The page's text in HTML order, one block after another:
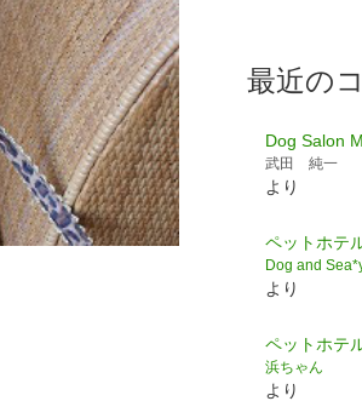
最近の
Dog Salon
武田 純一
より
ペットホテ
Dog and
より
ペットホテ
浜ちゃん
より